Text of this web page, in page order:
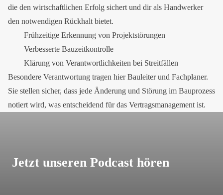
die den wirtschaftlichen Erfolg sichert und dir als Handwerker
den notwendigen Rückhalt bietet.
Frühzeitige Erkennung von Projektstörungen
Verbesserte Bauzeitkontrolle
Klärung von Verantwortlichkeiten bei Streitfällen
Besondere Verantwortung tragen hier Bauleiter und Fachplaner.
Sie stellen sicher, dass jede Änderung und Störung im Bauprozess
notiert wird, was entscheidend für das Vertragsmanagement ist.
Jetzt unseren Podcast hören